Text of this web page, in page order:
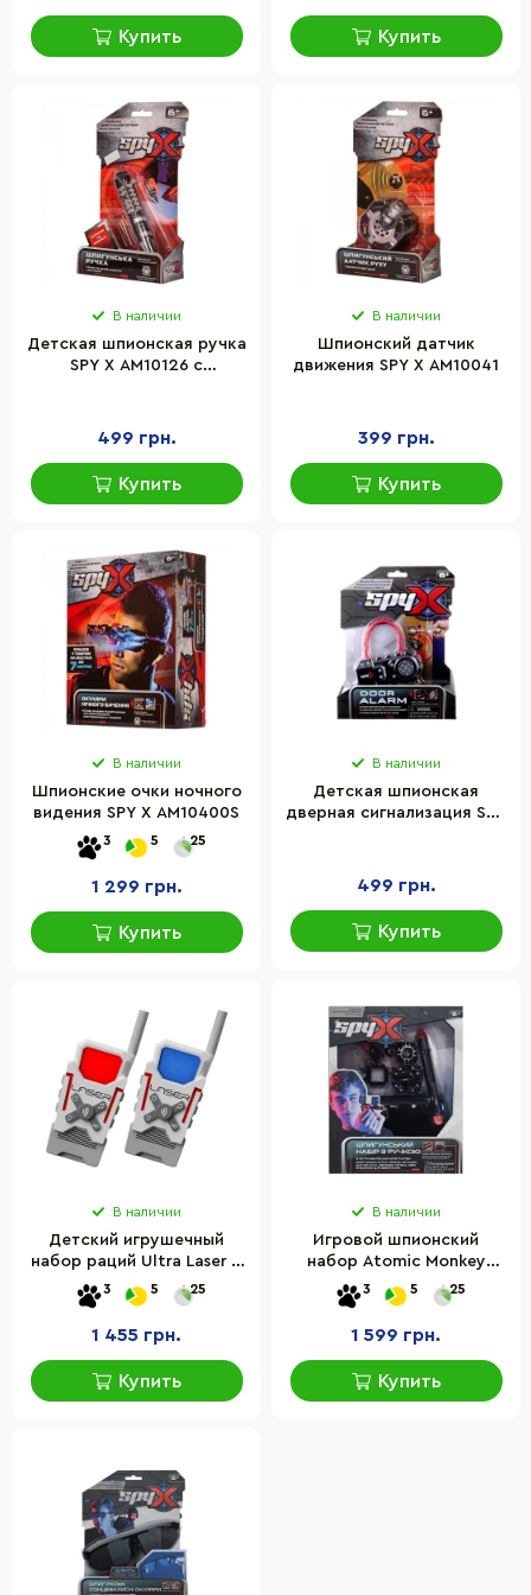
Купить Купить
В наличии
Детская шпионская ручка
SPY X AM10126 с
499 грн.
Купить
В наличии
Шпионский датчик
движения SPY X AM10041
399 грн.
Купить
В наличии
Шпионские очки ночного
видения SPY X AM10400S
3 5 25
1 299 грн.
Купить
В наличии
Детская шпионская
дверная сигнализация SPY
499 грн.
Купить
В наличии
Детский игрушечный
набор раций Ultra Laser X
87557 для двух человек
3 5 25
1 455 грн.
Купить
В наличии
Игровой шпионский
набор Atomic Monkey
SpyX AM10545B с
лазерной ручкой
3 5 25
1 599 грн.
Купить